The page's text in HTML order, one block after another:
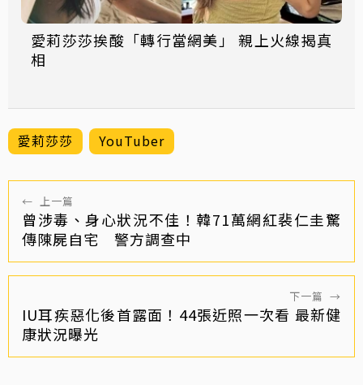
愛莉莎莎挨酸「轉行當網美」 親上火線揭真
相
愛莉莎莎 YouTuber
← 上一篇
曾涉毒、身心狀況不佳！韓71萬網紅裴仁圭驚
傳陳屍自宅 警方調查中
下一篇 →
IU耳疾惡化後首露面！44張近照一次看 最新健
康狀況曝光